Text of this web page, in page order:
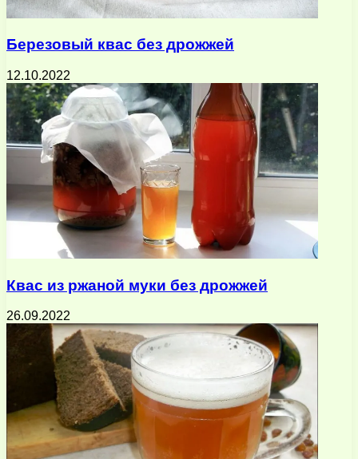
Березовый квас без дрожжей
12.10.2022
Квас из ржаной муки без дрожжей
26.09.2022